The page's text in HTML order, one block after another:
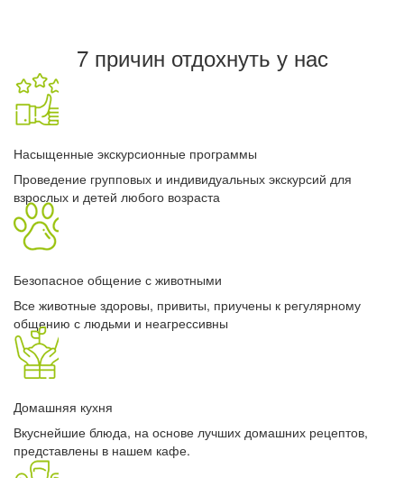
7 причин отдохнуть у нас
Насыщенные экскурсионные программы
Проведение групповых и индивидуальных экскурсий для
взрослых и детей любого возраста
Безопасное общение с животными
Все животные здоровы, привиты, приучены к регулярному
общению с людьми и неагрессивны
Домашняя кухня
Вкуснейшие блюда, на основе лучших домашних рецептов,
представлены в нашем кафе.